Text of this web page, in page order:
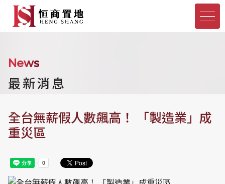
News
最新消息
全台無薪假人數飆高！ 「製造業」成
重災區